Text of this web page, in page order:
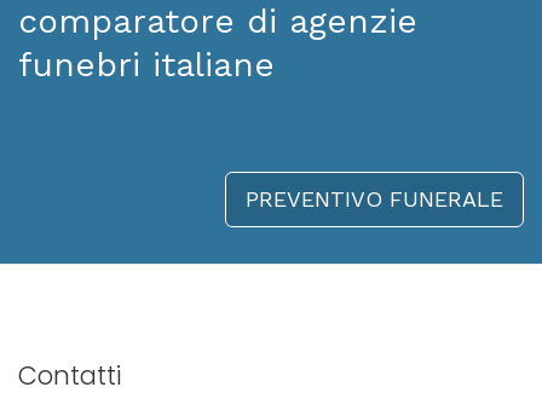
comparatore di agenzie
funebri italiane
PREVENTIVO FUNERALE
Contatti